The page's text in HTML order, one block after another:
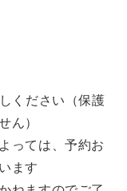
ください（保護
ん）
っては、予約お
ます